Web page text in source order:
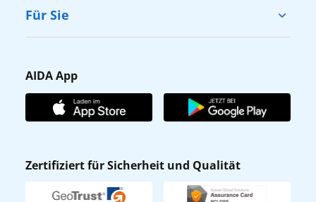
Cruise & Help
Karriere
Affiliateprogramm
Verhaltens- & Ethikkodex
Newsletter
Für Sie
Gästefragebogen
AIDA Club
AIDA App
AIDA App
Zertifiziert für Sicherheit und Qualität